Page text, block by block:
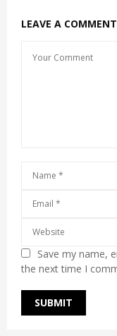
LEAVE A COMMENT
Save my name,
the next time I